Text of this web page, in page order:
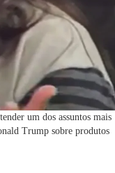
um dos assuntos mais
Trump sobre produtos